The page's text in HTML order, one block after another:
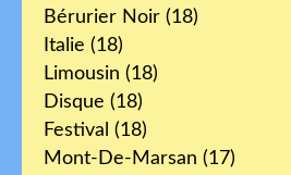
Bérurier Noir (18)
Italie (18)
Limousin (18)
Disque (18)
Festival (18)
Mont-De-Marsan (17)